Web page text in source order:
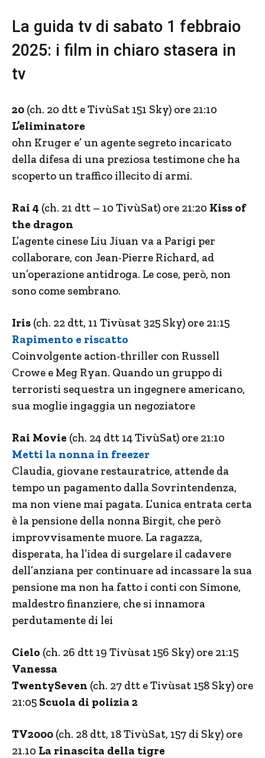
La guida tv di sabato 1 febbraio
2025: i film in chiaro stasera in
tv
20 (ch. 20 dtt e TivùSat 151 Sky) ore 21:10
L’eliminatore
ohn Kruger e’ un agente segreto incaricato
della difesa di una preziosa testimone che ha
scoperto un traffico illecito di armi.
Rai 4 (ch. 21 dtt – 10 TivùSat) ore 21:20 Kiss of
the dragon
L’agente cinese Liu Jiuan va a Parigi per
collaborare, con Jean-Pierre Richard, ad
un’operazione antidroga. Le cose, però, non
sono come sembrano.
Iris (ch. 22 dtt, 11 Tivùsat 325 Sky) ore 21:15
Rapimento e riscatto
Coinvolgente action-thriller con Russell
Crowe e Meg Ryan. Quando un gruppo di
terroristi sequestra un ingegnere americano,
sua moglie ingaggia un negoziatore
Rai Movie (ch. 24 dtt 14 TivùSat) ore 21:10
Metti la nonna in freezer
Claudia, giovane restauratrice, attende da
tempo un pagamento dalla Sovrintendenza,
ma non viene mai pagata. L’unica entrata certa
è la pensione della nonna Birgit, che però
improvvisamente muore. La ragazza,
disperata, ha l’idea di surgelare il cadavere
dell’anziana per continuare ad incassare la sua
pensione ma non ha fatto i conti con Simone,
maldestro finanziere, che si innamora
perdutamente di lei
Cielo (ch. 26 dtt 19 Tivùsat 156 Sky) ore 21:15
Vanessa
TwentySeven (ch. 27 dtt e Tivùsat 158 Sky) ore
21:05 Scuola di polizia 2
TV2000 (ch. 28 dtt, 18 TivùSat, 157 di Sky) ore
21.10 La rinascita della tigre